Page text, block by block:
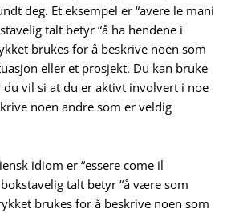
deg. Et eksempel er “avere le mani
talt betyr “å ha hendene i
brukes for å beskrive noen som
eller et prosjekt. Du kan bruke
vil si at du er aktivt involvert i noe
noen andre som er veldig
idiom er “essere come il
talt betyr “å være som
brukes for å beskrive noen som